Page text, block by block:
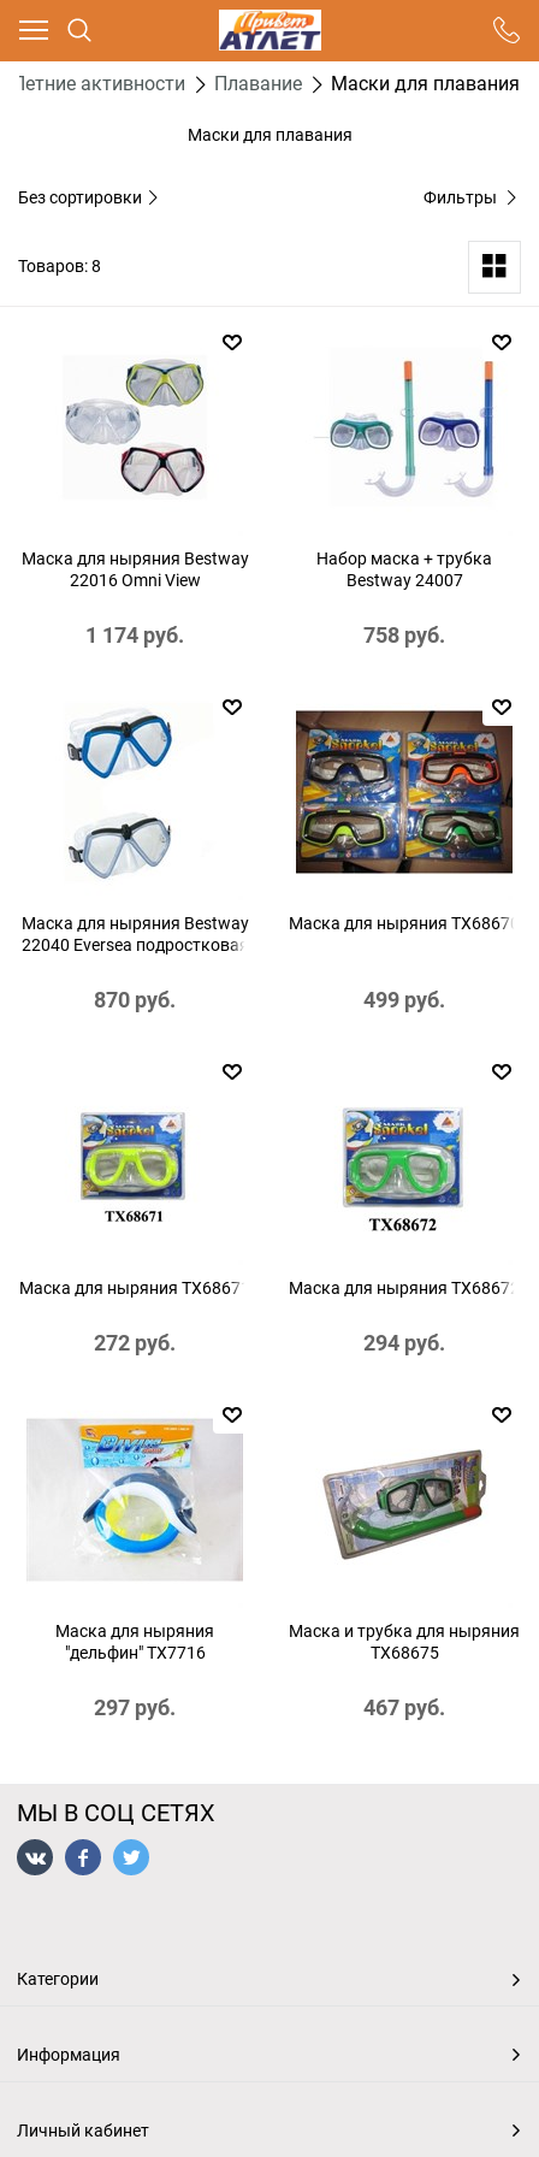
Летние активности Плавание Маски для плавания
Маски для плавания
Без сортировки Фильтры
Товаров: 8
Маска для ныряния Bestway
22016 Omni View
1 174 руб.
Набор маска + трубка
Bestway 24007
758 руб.
Маска для ныряния Bestway
22040 Eversea подростковая
870 руб.
Маска для ныряния TX68670
499 руб.
Маска для ныряния TX68671
272 руб.
Маска для ныряния TX68672
294 руб.
Маска для ныряния
"дельфин" TX7716
297 руб.
Маска и трубка для ныряния
TX68675
467 руб.
МЫ В СОЦ СЕТЯХ
Категории
Информация
Личный кабинет
Ваш город - Москва,
угадали?
ДА НЕТ